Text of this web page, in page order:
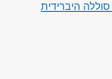
היברידית